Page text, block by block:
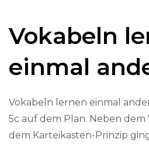
Vokabeln
einmal
Vokabeln lernen einmal
5c auf dem Plan. Neben
dem Karteikasten-Prinzip